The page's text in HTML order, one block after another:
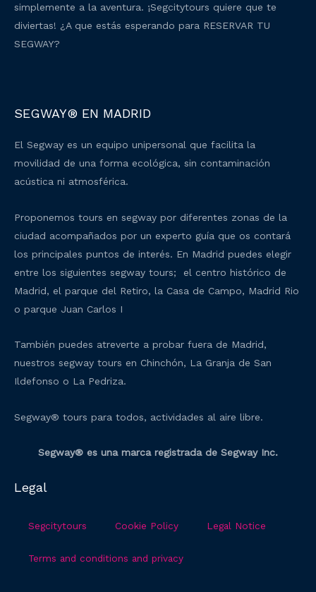
simplemente a la aventura. ¡Segcitytours quiere que te
diviertas! ¿A que estás esperando para RESERVAR TU
SEGWAY?
SEGWAY® EN MADRID
El Segway es un equipo unipersonal que facilita la
movilidad de una forma ecológica, sin contaminación
acústica ni atmosférica.
Proponemos tours en segway por diferentes zonas de la
ciudad acompañados por un experto guía que os contará
los principales puntos de interés. En Madrid puedes elegir
entre los siguientes segway tours; el centro histórico de
Madrid, el parque del Retiro, la Casa de Campo, Madrid Rio
o parque Juan Carlos I
También puedes atreverte a probar fuera de Madrid,
nuestros segway tours en Chinchón, La Granja de San
Ildefonso o La Pedriza.
Segway® tours para todos, actividades al aire libre.
Segway® es una marca registrada de Segway Inc.
Legal
Segcitytours Cookie Policy Legal Notice
Terms and conditions and privacy